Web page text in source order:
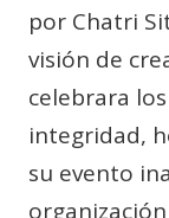
por Chatri
visión de
celebrara
integridad,
su evento